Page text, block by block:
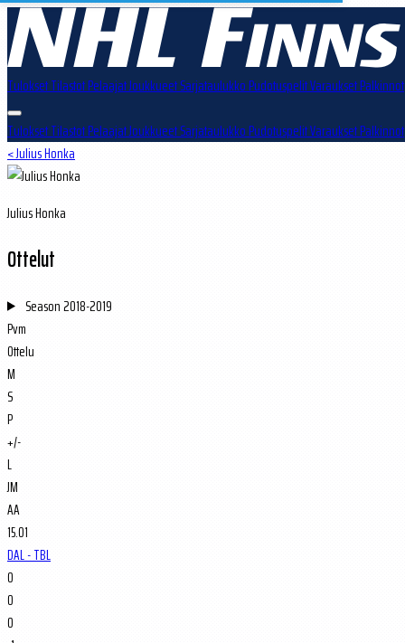
TuloksetTilastotPelaajatJoukkueetSarjataulukkoPudotuspelitVarauksetPalkinnot
TuloksetTilastotPelaajatJoukkueetSarjataulukkoPudotuspelitVarauksetPalkinnot
< Julius Honka
Julius Honka
Ottelut
Season2018-2019
Pvm
Ottelu
M
S
P
+/-
L
JM
AA
15.01
DAL - TBL
0
0
0